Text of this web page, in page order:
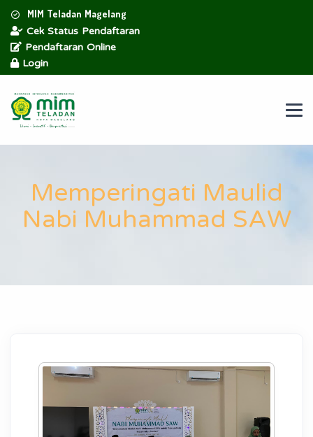
MIM Teladan Magelang
Cek Status Pendaftaran
Pendaftaran Online
Login
Memperingati Maulid
Nabi Muhammad SAW